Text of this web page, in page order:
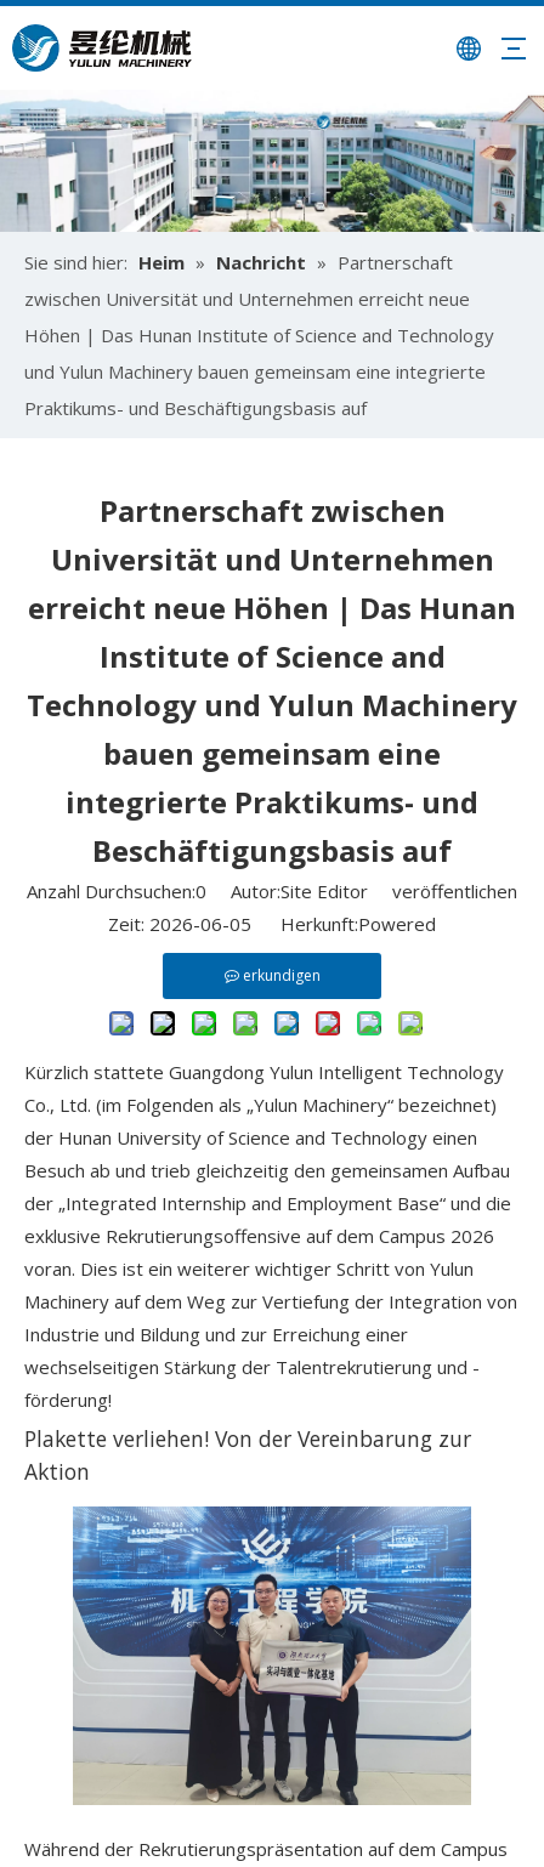
Sie sind hier: Heim » Nachricht » Partnerschaft
zwischen Universität und Unternehmen erreicht neue
Höhen | Das Hunan Institute of Science and Technology
und Yulun Machinery bauen gemeinsam eine integrierte
Praktikums- und Beschäftigungsbasis auf
Partnerschaft zwischen
Universität und Unternehmen
erreicht neue Höhen | Das Hunan
Institute of Science and
Technology und Yulun Machinery
bauen gemeinsam eine
integrierte Praktikums- und
Beschäftigungsbasis auf
Anzahl Durchsuchen:0 Autor:Site Editor veröffentlichen
Zeit: 2026-06-05 Herkunft:Powered
erkundigen
Kürzlich stattete Guangdong Yulun Intelligent Technology
Co., Ltd. (im Folgenden als „Yulun Machinery“ bezeichnet)
der Hunan University of Science and Technology einen
Besuch ab und trieb gleichzeitig den gemeinsamen Aufbau
der „Integrated Internship and Employment Base“ und die
exklusive Rekrutierungsoffensive auf dem Campus 2026
voran. Dies ist ein weiterer wichtiger Schritt von Yulun
Machinery auf dem Weg zur Vertiefung der Integration von
Industrie und Bildung und zur Erreichung einer
wechselseitigen Stärkung der Talentrekrutierung und -
förderung!
Plakette verliehen! Von der Vereinbarung zur
Aktion
Während der Rekrutierungspräsentation auf dem Campus